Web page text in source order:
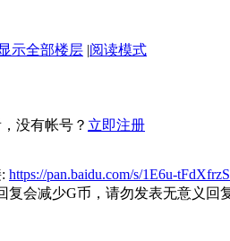
显示全部楼层 |阅读模式
没有帐号？ 立即注册
https://pan.baidu.com/s/1E6u-
复会减少G币，请勿发表无意义回